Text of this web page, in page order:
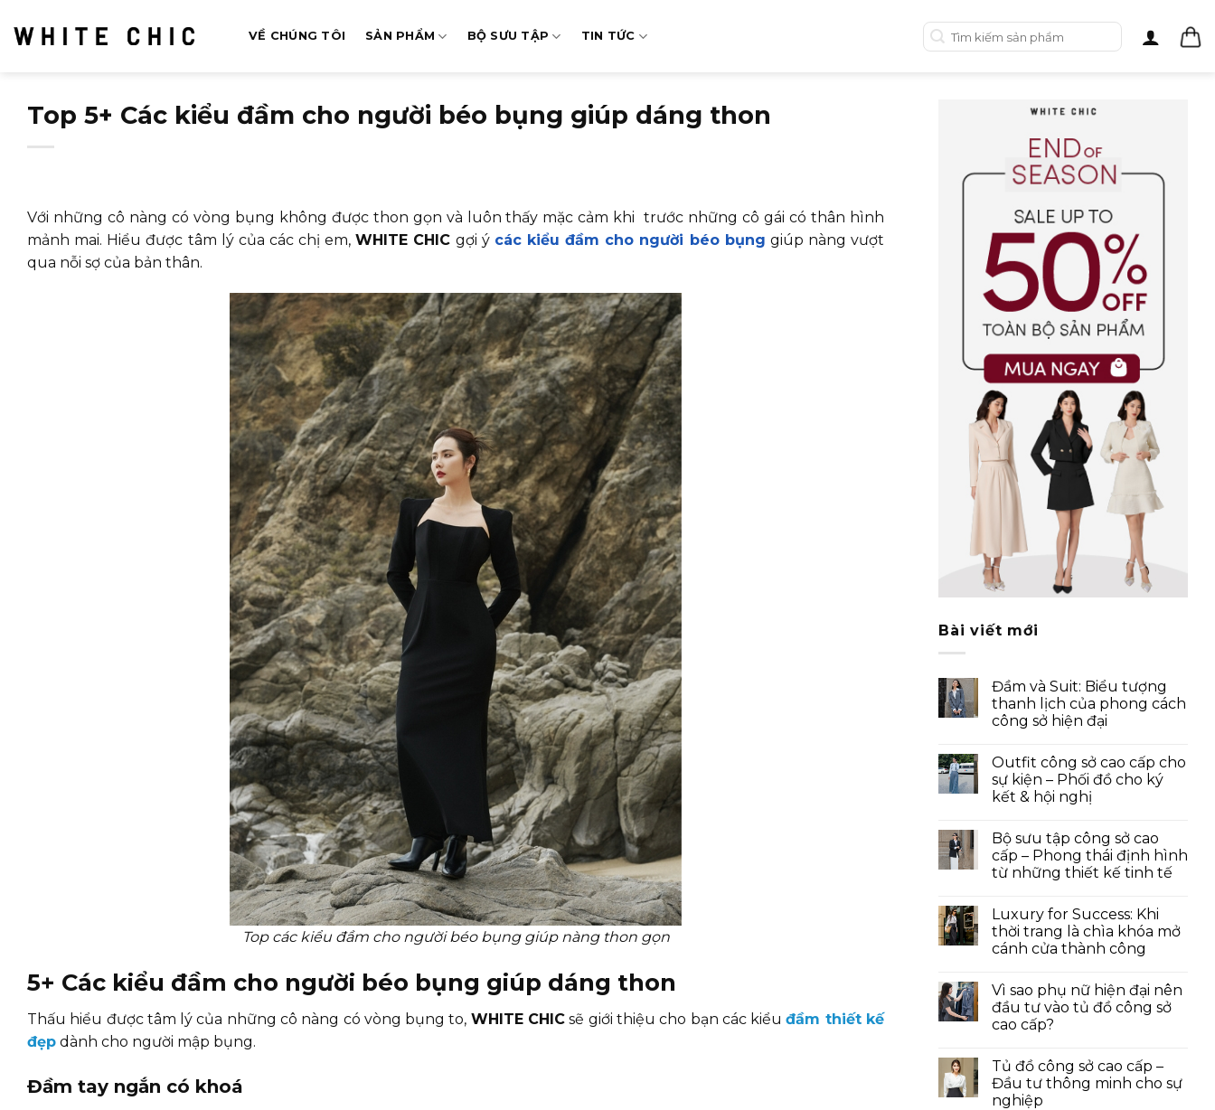
qua
VỀ CHÚNG TÔI SẢN PHẨM BỘ SƯU TẬP TIN TỨC
Tìm
kiếm:
Top 5+ Các kiểu đầm cho người béo bụng giúp dáng thon
Với những cô nàng có vòng bụng không được thon gọn và luôn thấy mặc cảm khi trước những cô gái có thân hình
mảnh mai. Hiểu được tâm lý của các chị em,WHITE CHIC gợi ý các kiểu đầm cho người béo bụng giúp nàng vượt
qua nỗi sợ của bản thân.
Top các kiểu đầm cho người béo bụng giúp nàng thon gọn
5+ Các kiểu đầm cho người béo bụng giúp dáng thon
Thấu hiểu được tâm lý của những cô nàng có vòng bụng to, WHITE CHIC sẽ giới thiệu cho bạn các kiểuđầm thiết kế
đẹp dành cho người mập bụng.
Đầm tay ngắn có khoá
Bài viết mới
Đầm và Suit: Biểu tượng
thanh lịch của phong cách
công sở hiện đại
Outfit công sở cao cấp cho
sự kiện – Phối đồ cho ký
kết & hội nghị
Bộ sưu tập công sở cao
cấp – Phong thái định hình
từ những thiết kế tinh tế
Luxury for Success: Khi
thời trang là chìa khóa mở
cánh cửa thành công
Vì sao phụ nữ hiện đại nên
đầu tư vào tủ đồ công sở
cao cấp?
Tủ đồ công sở cao cấp –
Đầu tư thông minh cho sự
nghiệp